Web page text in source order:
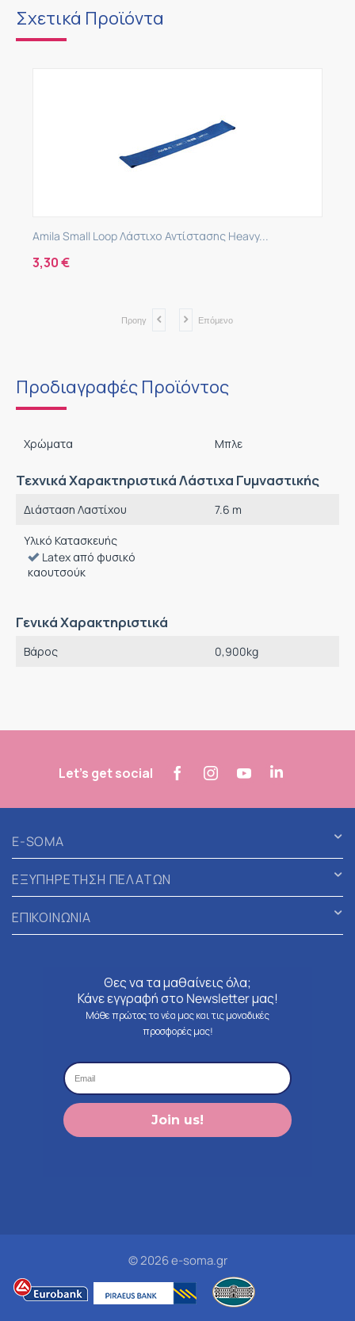
Σχετικά Προϊόντα
Amila Small Loop Λάστιχο Αντίστασης Heavy...
3,30€
Προηγ Επόμενο
Προδιαγραφές Προϊόντος
Χρώματα Μπλε
Τεχνικά Χαρακτηριστικά Λάστιχα Γυμναστικής
Διάσταση Λαστίχου 7.6 m
Υλικό Κατασκευής
Latex από φυσικό
καουτσούκ
Γενικά Χαρακτηριστικά
Βάρος 0,900kg
Let's get social
E-SOMA
ΕΞΥΠΗΡΕΤΗΣΗ ΠΕΛΑΤΩΝ
ΕΠΙΚΟΙΝΩΝΙΑ
Θες να τα μαθαίνεις όλα;
Κάνε εγγραφή στο Newsletter μας!
Μάθε πρώτος τα νέα μας και τις μοναδικές
προσφορές μας!
Join us!
© 2026 e-soma.gr